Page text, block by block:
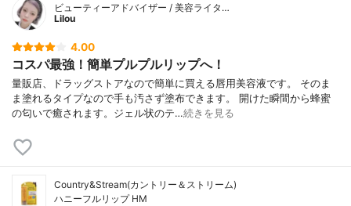
ビューティーアドバイザー / 美容ライタ…
Lilou
4.00
コスパ最強！簡単プルプルリップへ！
量販店、ドラッグストアなので簡単に買える唇用美容液です。 そのま
ま塗れるタイプなので手も汚さず塗布できます。 開けた瞬間から蜂蜜
の匂いで癒されます。ジェル状のテ…続きを見る
Country&Stream(カントリー＆ストリーム)
ハニーフルリップ HM